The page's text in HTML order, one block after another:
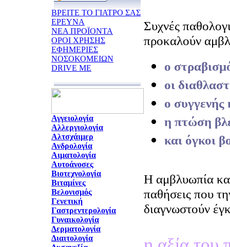
ΒΡΕΙΤΕ ΤΟ ΓΙΑΤΡΟ ΣΑΣ
ΕΡΕΥΝΑ
ΝΕΑ ΠΡΟΪΟΝΤΑ
ΟΡΟΙ ΧΡΗΣΗΣ
ΕΦΗΜΕΡΙΕΣ
ΝΟΣΟΚΟΜΕΙΩΝ
DRIVE ME
Αγγειολογία
Αλλεργιολογία
Αλτσχάιμερ
Ανδρολογία
Αιματολογία
Αυτοάνοσες
Βιοτεχνολογία
Βιταμίνες
Βελονισμός
Γενετική
Γαστρεντερολογία
Γυναικολογία
Δερματολογία
Διαιτολογία
Συχνές
προκαλούν
ο
οι
ο
η πτώση
και όγκοι
Η αμβλυωπία
παθήσεις που
διαγνωστούν